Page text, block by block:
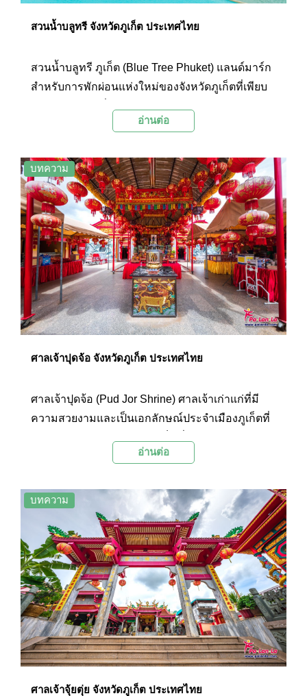
สวนน้ำบลูทรี จังหวัดภูเก็ต ประเทศไทย
สวนน้ำบลูทรี ภูเก็ต (Blue Tree Phuket) แลนด์มาร์ก
สำหรับการพักผ่อนแห่งใหม่ของจังหวัดภูเก็ตที่เพียบ
ยมีไฮไลต์สำคัญคือบลูทรี ลากูน มหาสมุทรน้ำสีฟ้า
อ่านต่อ
บทความ
ศาลเจ้าปุดจ้อ จังหวัดภูเก็ต ประเทศไทย
ศาลเจ้าปุดจ้อ (Pud Jor Shrine) ศาลเจ้าเก่าแก่ที่มี
ความสวยงามและเป็นเอกลักษณ์ประจำเมืองภูเก็ตที่
พระโพธิสัตว์กวนอิม หรือ องค์กวนอิมปุดจ้อ องค์
ผู้คนนิยมมากราบไหว้บูชาเป็นจำนวนมาก และศาล
เจ้าแห่งนี้ยังมีการรักษาโรคด้วยวิธีเซียมซีที่มีชื่อเสียง
จนได้รับการบอกปากต่อปาก
อ่านต่อ
บทความ
ศาลเจ้าจุ้ยตุ่ย จังหวัดภูเก็ต ประเทศไทย